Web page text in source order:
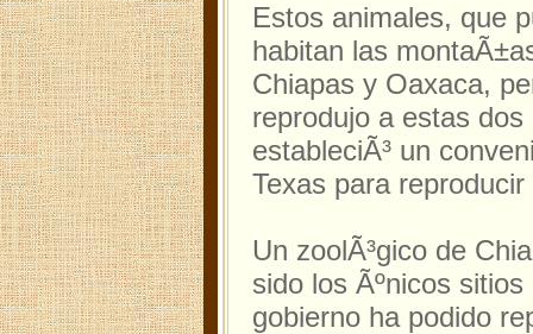
Estos animales, que
habitan las
Chiapas y Oaxaca,
reprodujo a estas
estableciÃ³ un
Texas para
Un zoolÃ³gico de
sido los Ãºnicos
gobierno ha podido